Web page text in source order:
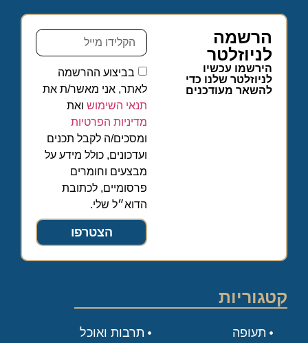
הרשמה
לניוזלטר
הירשמו עכשיו
לניוזלטר שלנו כדי
להשאר מעודכנים
בביצוע ההרשמה
לאתר, אני מאשר/ת את
תנאי השימוש ואת
מדיניות הפרטיות
ומסכים/ה לקבל תכנים
ועדכונים, כולל מידע על
מבצעים וחומרים
פרסומיים, לכתובת
הדוא״ל שלי.
הצטרפו
קטגוריות
תעופה
תרבות ואוכל